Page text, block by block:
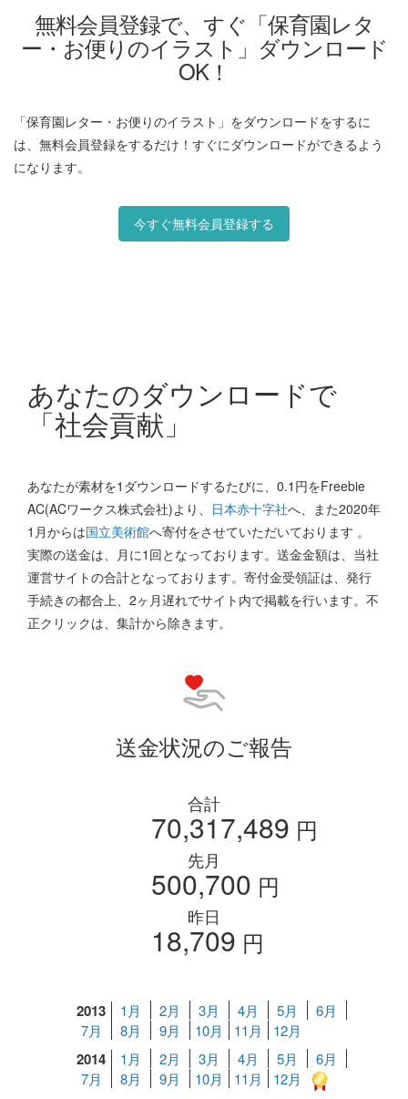
無料会員登録で、すぐ「保育園レタ
ー・お便りのイラスト」ダウンロード
OK！
「保育園レター・お便りのイラスト」をダウンロードをするに
は、無料会員登録をするだけ！すぐにダウンロードができるよう
になります。
今すぐ無料会員登録する
あなたのダウンロードで
「社会貢献」
あなたが素材を1ダウンロードするたびに、0.1円をFreebie
AC(ACワークス株式会社)より、 日本赤十字社へ、また2020年
1月からは国立美術館へ寄付をさせていただいております 。
実際の送金は、月に1回となっております。送金金額は、当社
運営サイトの合計となっております。寄付金受領証は、発行
手続きの都合上、2ヶ月遅れでサイト内で掲載を行います。不
正クリックは、集計から除きます。
送金状況のご報告
合計
70,317,489 円
先月
500,700 円
昨日
18,709 円
2013 1月 2月 3月 4月 5月
6月
7月
8月 9月 10月 11月 12月
2014 1月 2月 3月 4月 5月
6月
7月
8月 9月 10月 11月 12月